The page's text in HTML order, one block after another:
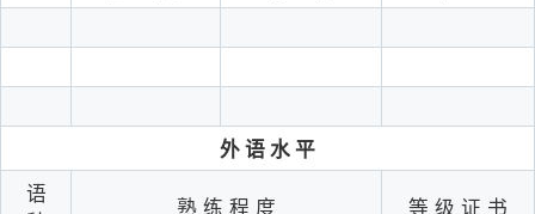
外 语 水 平
语
熟 练 程 度 等 级 证 书